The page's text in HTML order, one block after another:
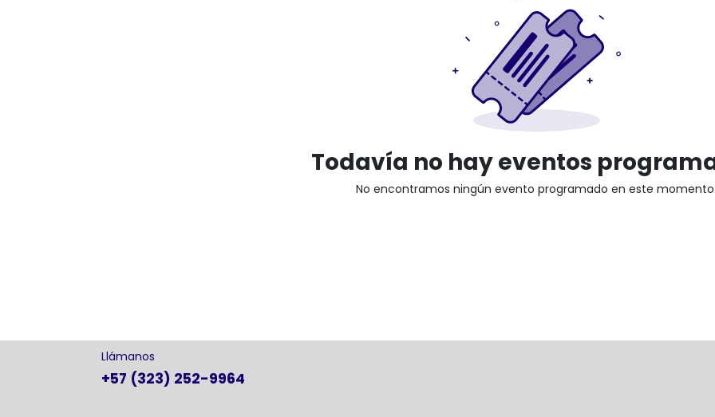
Todavía no hay eventos
No encontramos ningún evento programado en este momento.
Llámanos
+57 (323) 252-9964